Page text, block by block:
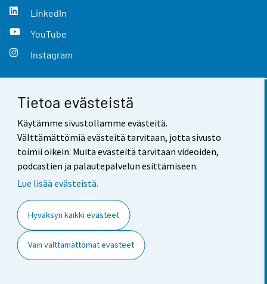
Tietoa evästeistä
Käytämme sivustollamme evästeitä.
Välttämättömiä evästeitä tarvitaan, jotta sivusto
toimii oikein. Muita evästeitä tarvitaan videoiden,
podcastien ja palautepalvelun esittämiseen.
Lue lisää evästeistä.
Hyväksyn kaikki evästeet
Vain välttämättömät evästeet
LinkedIn
YouTube
Instagram
Yhteystiedot
Palaute
Käyttöehdot
Saavutettavuus
Tietoa sivustosta
Evästeasetukset